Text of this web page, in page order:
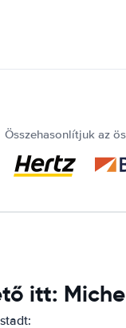
Összehasonlítjuk az
itt: